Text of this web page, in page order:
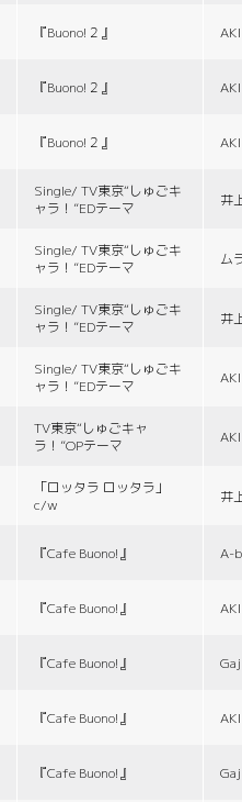
『Buono!２』
『Buono!２』
『Buono!２』
Single/ TV東京“しゅごキ
ャラ！”EDテーマ
井
Single/ TV東京“しゅごキ
ャラ！”EDテーマ
ム
Single/ TV東京“しゅごキ
ャラ！”EDテーマ
井
Single/ TV東京“しゅごキ
ャラ！”EDテーマ
TV東京“しゅごキャ
ラ！”OPテーマ
「ロッタラ ロッタラ」
c/w
井
『Cafe Buono!』 A-
『Cafe Buono!』
『Cafe Buono!』
『Cafe Buono!』
『Cafe Buono!』